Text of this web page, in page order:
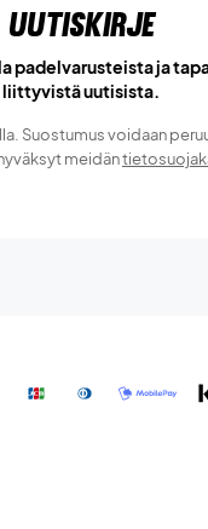
Uutiskirje
padelvarusteista ja
liittyvistä uutisista.
Suostumus voidaan
meidän